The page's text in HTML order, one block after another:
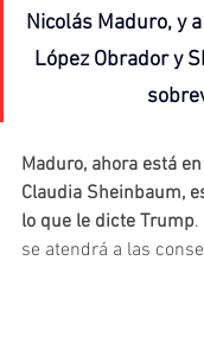
Nicolás Maduro, y
López Obrador y
Maduro, ahora está
Claudia Sheinbaum,
lo que le dicte Trump
se atendrá a las